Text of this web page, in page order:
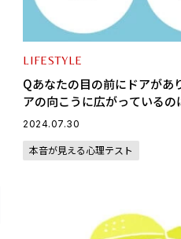
LIFESTYLE
Qあなたの目の前にドアがあ
アの向こうに広がっているの
色？【心理テスト】あなたを
2024.07.30
本音が見える心理テスト